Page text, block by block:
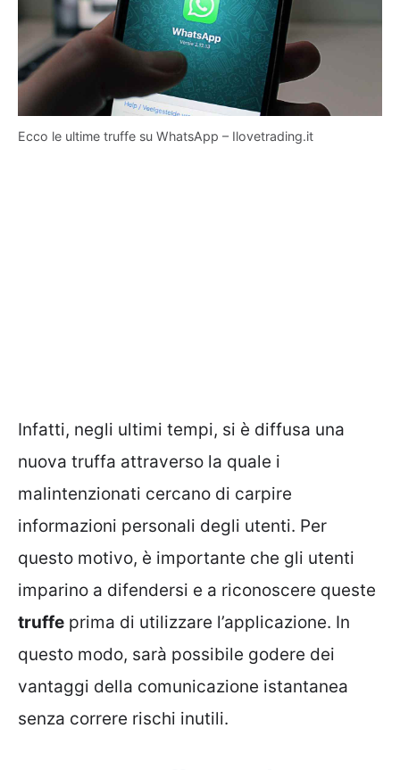
Ecco le ultime truffe su WhatsApp – Ilovetrading.it
Infatti, negli ultimi tempi, si è diffusa una
nuova truffa attraverso la quale i
malintenzionati cercano di carpire
informazioni personali degli utenti. Per
questo motivo, è importante che gli utenti
imparino a difendersi e a riconoscere queste
truffe prima di utilizzare l’applicazione. In
questo modo, sarà possibile godere dei
vantaggi della comunicazione istantanea
senza correre rischi inutili.